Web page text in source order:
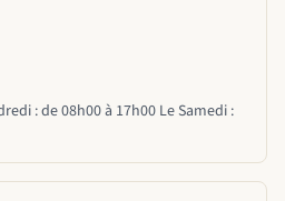
: de 08h00 à 17h00 Le Samedi :